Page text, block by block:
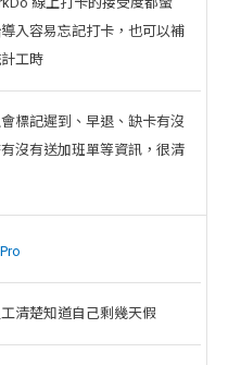
入容易忘記打卡，也可以補
工時
標記遲到、早退、缺卡有沒
沒有送加班單等資訊，很清
清楚知道自己剩幾天假